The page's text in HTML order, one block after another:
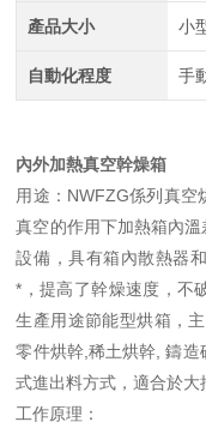
產品大小 小
自動化程度 手
內外加熱真空幹燥箱
用途：NWFZG係列真空
真空的作用下加熱箱內
設備，具有箱內散熱器
*，提高了幹燥速度，不
生產用途節能型烘箱，
零件烘幹,稀土烘幹, 鑄
式進出料方式，適合於大
工作原理：